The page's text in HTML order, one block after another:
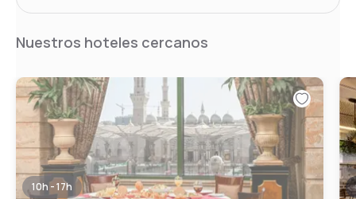
Nuestros hoteles cercanos
10h - 17h